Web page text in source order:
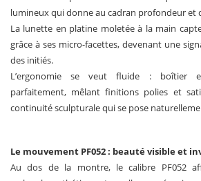
lumineux qui donne au cadran profondeur et
La lunette en platine moletée à la main
grâce à ses micro-facettes, devenant une
des initiés.
L’ergonomie se veut fluide : boîtier
parfaitement, mêlant finitions polies et
continuité sculpturale qui se pose
Le mouvement PF052 : beauté visible et
Au dos de la montre, le calibre PF052